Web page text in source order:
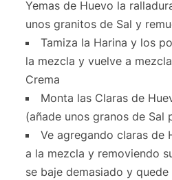
Yemas de Huevo la
unos granitos de Sal y
Tamiza la Harina y los
la mezcla y vuelve a
Crema
Monta las Claras de
(añade unos granos de Sal
Ve agregando claras de
a la mezcla y removiendo
se baje demasiado y